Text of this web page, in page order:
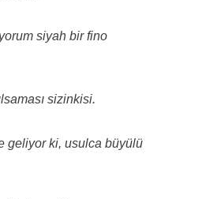
siyah bir fino
sizinkisi.
geliyor ki, usulca büyülü